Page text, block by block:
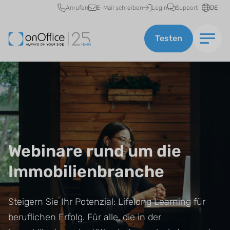
Schnellzugriff
Anrufen E-Mail schreiben Login Support DE
Testen
Webinare rund um die
Immobilienbranche
Steigern Sie Ihr Potenzial: Lifelong Learning für
beruflichen Erfolg. Für alle, die in der